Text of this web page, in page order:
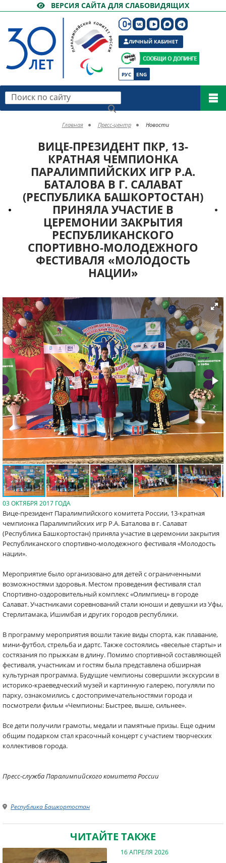
ВЕРСИЯ САЙТА ДЛЯ СЛАБОВИДЯЩИХ
РУС ENG
ЛИЧНЫЙ КАБИНЕТ
Поиск по сайту
Главная Пресс-центр Новости
ВИЦЕ-ПРЕЗИДЕНТ ПКР, 13-
КРАТНАЯ ЧЕМПИОНКА
ПАРАЛИМПИЙСКИХ ИГР Р.А.
БАТАЛОВА В Г. САЛАВАТ
(РЕСПУБЛИКА БАШКОРТОСТАН)
ПРИНЯЛА УЧАСТИЕ В
ЦЕРЕМОНИИ ЗАКРЫТИЯ
РЕСПУБЛИКАНСКОГО
СПОРТИВНО-МОЛОДЕЖНОГО
ФЕСТИВАЛЯ «МОЛОДОСТЬ
НАЦИИ»
03 ОКТЯБРЯ 2017 ГОДА
Вице-президент Паралимпийского комитета России, 13-кратная
чемпионка Паралимпийских игр Р.А. Баталова в г. Салават
(Республика Башкортостан) приняла участие в церемонии закрытия
Республиканского спортивно-молодежного фестиваля «Молодость
нации».
Мероприятие было организовано для детей с ограниченными
возможностями здоровья. Местом проведения фестиваля стал
Спортивно-оздоровительный комплекс «Олимпиец» в городе
Салават. Участниками соревнований стали юноши и девушки из Уфы,
Стерлитамака, Ишимбая и других городов республики.
В программу мероприятия вошли такие виды спорта, как плавание,
мини-футбол, стрельба и дартс. Также состоялись «веселые старты» и
состязания по прыжкам в длину. Помимо спортивной составляющей
фестиваля, участникам и гостям была представлена обширная
культурная программа. Будущие чемпионы совершили экскурсии в
историко-краеведческий музей и картинную галерею, погуляли по
парку, ознакомились с достопримечательностями города и
посмотрели фильм «Чемпионы: Быстрее, выше, сильнее».
Все дети получили грамоты, медали и памятные призы. Еще одним
общим подарком стал красочный концерт с участием творческих
коллективов города.
Пресс-служба Паралимпийского комитета России
Республика Башкортостан
ЧИТАЙТЕ ТАКЖЕ
16 АПРЕЛЯ 2026